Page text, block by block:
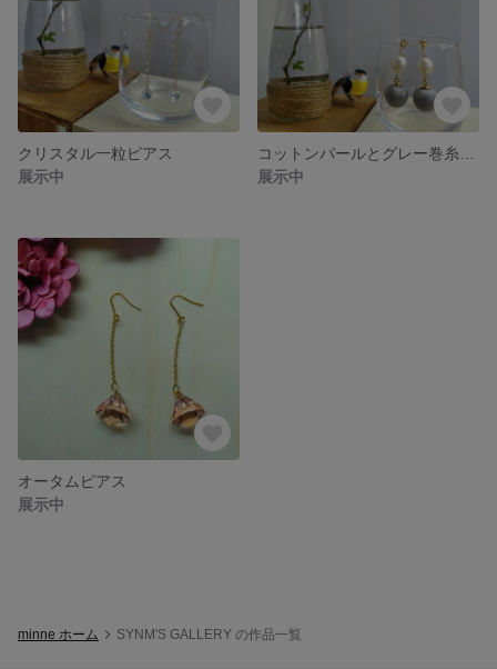
クリスタル一粒ピアス
展示中
展示中
オータムピアス
展示中
minne ホーム SYNM'S GALLERY の作品一覧